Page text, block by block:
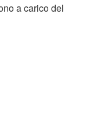
a carico del